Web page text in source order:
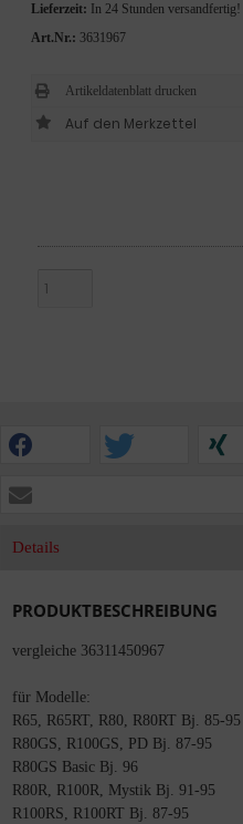
Lieferzeit:
In 24 Stunden versandfertig!
Art.Nr.: 3631967
Artikeldatenblatt drucken
Details
PRODUKTBESCHREIBUNG
vergleiche 36311450967
für Modelle:
R65, R65RT, R80, R80RT Bj. 85-95
R80GS, R100GS, PD Bj. 87-95
R80GS Basic Bj. 96
R80R, R100R, Mystik Bj. 91-95
R100RS, R100RT Bj. 87-95